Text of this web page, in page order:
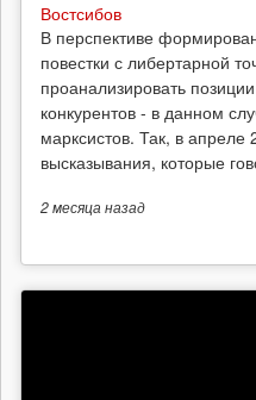
Востсибов
В перспективе
повестки с либертарной
проанализировать
конкурентов - в данном
марксистов. Так, в
высказывания, которые
2 месяцаназад